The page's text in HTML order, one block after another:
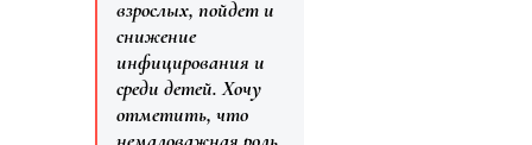
взрослых, пойдет и
снижение
инфицирования и
среди детей. Хочу
отметить, что